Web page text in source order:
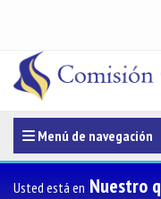
Menúde navegación
Menú de navegación
Usted está en Nuestro